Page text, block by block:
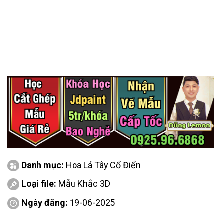
Danh mục: Hoa Lá Tây Cổ Điển
Loại file: Mẫu Khắc 3D
Ngày đăng: 19-06-2025